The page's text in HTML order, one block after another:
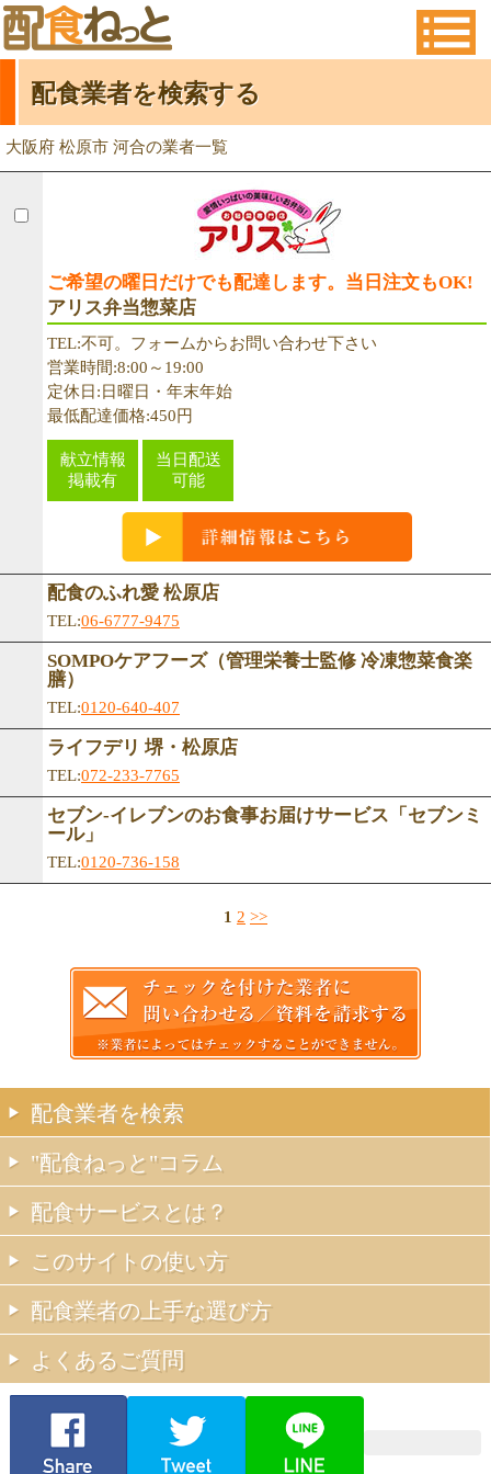
配食業者を検索する
大阪府 松原市 河合の業者一覧
ご希望の曜日だけでも配達します。当日注文もOK!
アリス弁当惣菜店
TEL:不可。フォームからお問い合わせ下さい
営業時間:8:00～19:00
定休日:日曜日・年末年始
最低配達価格:450円
献立情報
掲載有
当日配送
可能
配食のふれ愛 松原店
TEL:06-6777-9475
SOMPOケアフーズ（管理栄養士監修 冷凍惣菜食楽
膳）
TEL:0120-640-407
ライフデリ 堺・松原店
TEL:072-233-7765
セブン-イレブンのお食事お届けサービス「セブンミ
ール」
TEL:0120-736-158
1 2 >>
配食業者を検索
"配食ねっと"コラム
配食サービスとは？
このサイトの使い方
配食業者の上手な選び方
よくあるご質問